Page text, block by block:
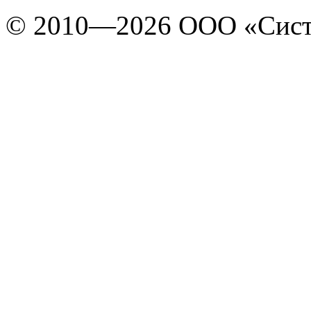
© 2010—2026 ООО